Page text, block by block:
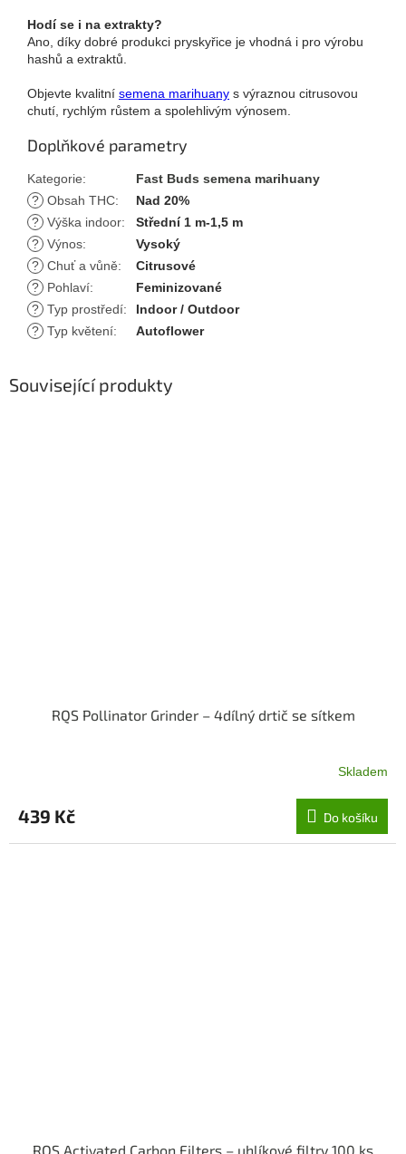
Hodí se i na extrakty?
Ano, díky dobré produkci pryskyřice je vhodná i pro výrobu
hashů a extraktů.
Objevte kvalitní semena marihuany s výraznou citrusovou
chutí, rychlým růstem a spolehlivým výnosem.
Doplňkové parametry
Kategorie:
Fast Buds semena marihuany
? Obsah THC:
Nad 20%
? Výška indoor:
Střední 1 m-1,5 m
? Výnos:
Vysoký
? Chuť a vůně:
Citrusové
?
Pohlaví:
Feminizované
? Typ prostředí:
Indoor / Outdoor
? Typ květení: Autoflower
Související produkty
RQS Pollinator Grinder – 4dílný drtič se sítkem
Skladem
439 Kč Do košíku
RQS Activated Carbon Filters – uhlíkové filtry 100 ks